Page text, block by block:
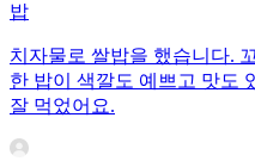
밥
치자물로 쌀밥을 했습니다.
한 밥이 색깔도 예쁘고 맛도
잘 먹었어요.